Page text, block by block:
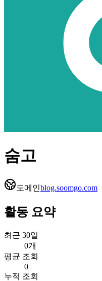
숨고
도메인blog.soomgo.com
활동 요약
최근 30일
0개
평균 조회
0
누적 조회